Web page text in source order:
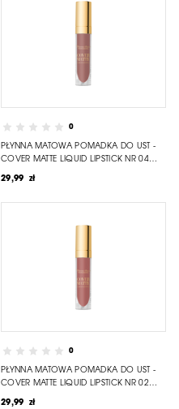
0
PŁYNNA MATOWA POMADKA DO UST -
COVER MATTE LIQUID LIPSTICK NR 04
DUSKY ROSE
29,99 zł
0
PŁYNNA MATOWA POMADKA DO UST -
COVER MATTE LIQUID LIPSTICK NR 02
VINTAGE ROSE
29,99 zł